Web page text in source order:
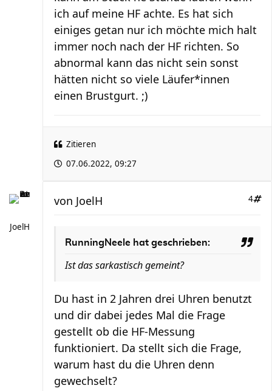
ich auf meine HF achte. Es hat sich
einiges getan nur ich möchte mich halt
immer noch nach der HF richten. So
abnormal kann das nicht sein sonst
hätten nicht so viele Läufer*innen
einen Brustgurt. ;)
Zitieren
07.06.2022, 09:27
JoelH
4
von JoelH
RunningNeele hat geschrieben:
Ist das sarkastisch gemeint?
Du hast in 2 Jahren drei Uhren benutzt
und dir dabei jedes Mal die Frage
gestellt ob die HF-Messung
funktioniert. Da stellt sich die Frage,
warum hast du die Uhren denn
gewechselt?